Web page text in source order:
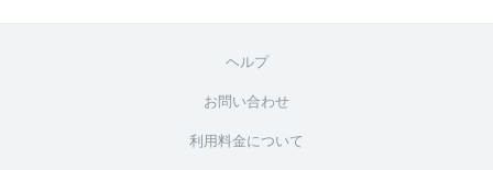
ヘルプ
お問い合わせ
利用料金について